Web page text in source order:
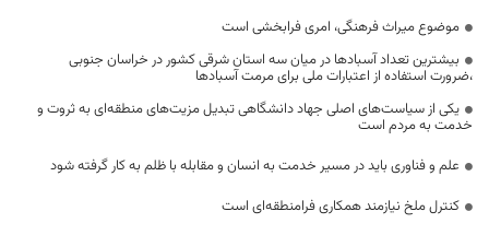
موضوع میراث فرهنگی، امری فرابخشی است
بیشترین تعداد آسبادها در میان سه استان شرقی کشور در خراسان جنوبی
،ضرورت استفاده از اعتبارات ملی برای مرمت آسبادها
یکی از سیاست‌های اصلی جهاد دانشگاهی تبدیل مزیت‌های منطقه‌ای به ثروت و
خدمت به مردم است
علم و فناوری باید در مسیر خدمت به انسان و مقابله با ظلم به کار گرفته شود
کنترل ملخ نیازمند همکاری فرامنطقه‌ای است